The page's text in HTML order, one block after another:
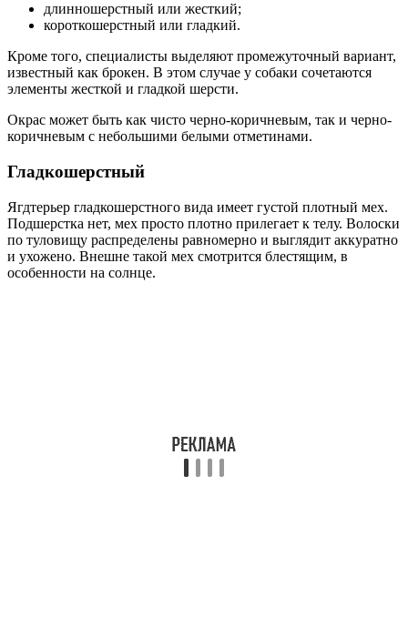
длинношерстный или жесткий;
короткошерстный или гладкий.
Кроме того, специалисты выделяют промежуточный вариант,
известный как брокен. В этом случае у собаки сочетаются
элементы жесткой и гладкой шерсти.
Окрас может быть как чисто черно-коричневым, так и черно-
коричневым с небольшими белыми отметинами.
Гладкошерстный­
Ягдтерьер гладкошерстного вида имеет густой плотный мех.
Подшерстка нет, мех просто плотно прилегает к телу. Волоски
по туловищу распределены равномерно и выглядит аккуратно
и ухожено. Внешне такой мех смотрится блестящим, в
особенности на солнце.